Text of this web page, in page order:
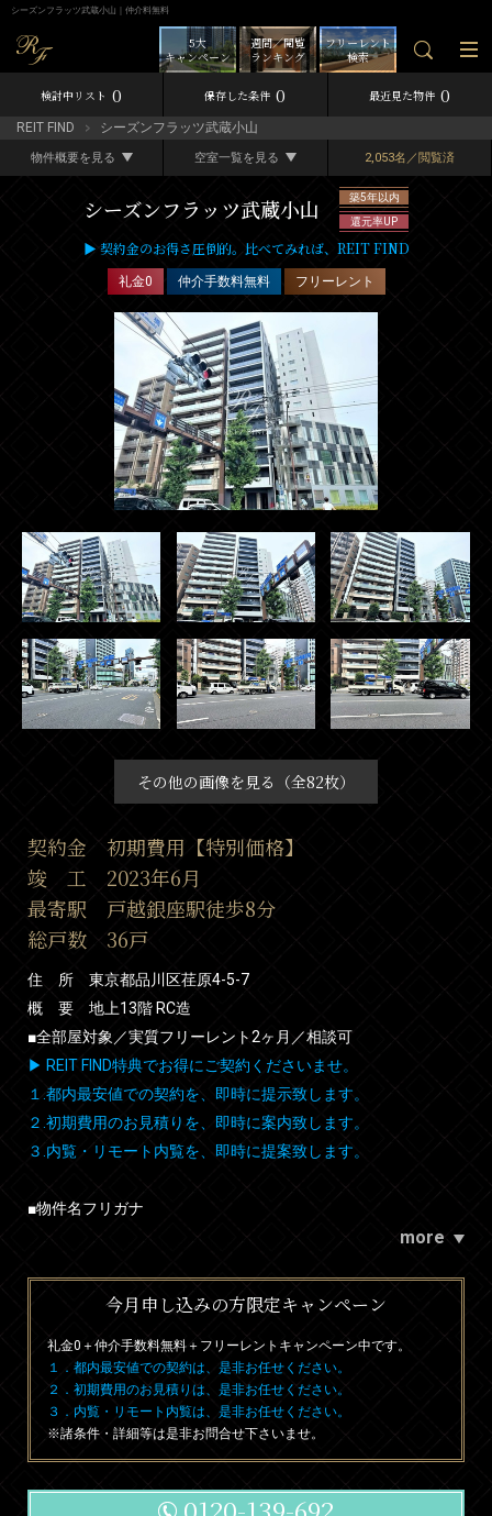
シーズンフラッツ武蔵小山｜仲介料無料
フリーレント
検索
週間／閲覧
ランキング
5大
キャンペーン
検討中リスト 0 保存した条件 0 最近見た物件 0
REIT FIND シーズンフラッツ武蔵小山
物件概要を見る 空室一覧を見る 2,053名／閲覧済
シーズンフラッツ武蔵小山
築5年以内
還元率UP
▶ 契約金のお得さ圧倒的。比べてみれば、REIT FIND
礼金0 仲介手数料無料 フリーレント
その他の画像を見る（全82枚）
契約金 初期費用【特別価格】
竣 工 2023年6月
最寄駅 戸越銀座駅徒歩8分
総戸数 36戸
住 所 東京都品川区荏原4-5-7
概 要 地上13階 RC造
■全部屋対象／実質フリーレント2ヶ月／相談可
▶ REIT FIND特典でお得にご契約くださいませ。
１.都内最安値での契約を、即時に提示致します。
２.初期費用のお見積りを、即時に案内致します。
３.内覧・リモート内覧を、即時に提案致します。
■物件名フリガナ
more
今月申し込みの方限定キャンペーン
礼金0 ＋仲介手数料無料 ＋ フリーレント キャンペーン中です。
１．都内最安値での契約は、是非お任せください。
２．初期費用のお見積りは、是非お任せください。
３．内覧・リモート内覧は、是非お任せください。
※諸条件・詳細等は是非お問合せ下さいませ。